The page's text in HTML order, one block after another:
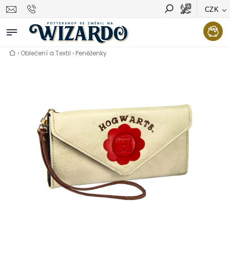
CZK
Vyhledávání Hledat
› Oblečení a Textil › Peněženky